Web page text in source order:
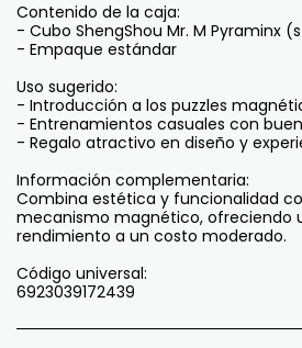
Contenido de la caja:
- Cubo ShengShou Mr. M Pyraminx
- Empaque estándar
Uso sugerido:
- Introducción a los puzzles
- Entrenamientos casuales con
- Regalo atractivo en diseño y
Información complementaria:
Combina estética y funcionalidad
mecanismo magnético, ofreciendo
rendimiento a un costo moderado.
Código universal:
6923039172439